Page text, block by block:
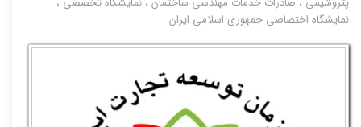
نمایشگاه اختصاصی جمهوری اسلامی ایران